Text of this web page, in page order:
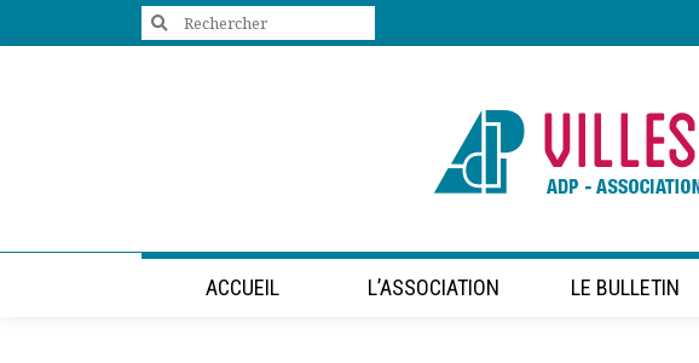
Search
ACCUEIL L’ASSOCIATION LE BULLETIN